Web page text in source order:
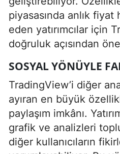
piyasasında anlık
eden yatırımcılar için
doğruluk açısından öne
SOSYAL YÖNÜYLE
TradingView’i diğer
ayıran en büyük
paylaşım imkânı.
grafik ve analizleri
diğer kullanıcıların